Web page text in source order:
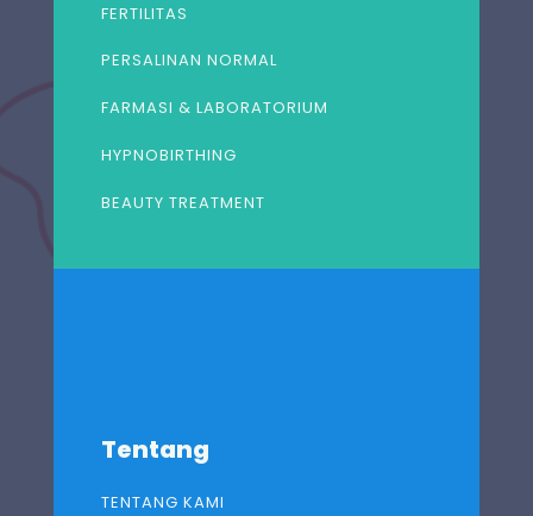
FERTILITAS
PERSALINAN NORMAL
FARMASI & LABORATORIUM
HYPNOBIRTHING
BEAUTY TREATMENT
Tentang
TENTANG KAMI